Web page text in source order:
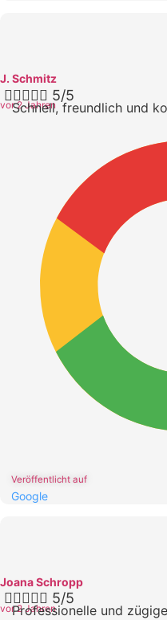
J. Schmitz
vor 2 Jahren
 5/5
Schnell, freundlich und
Veröffentlicht auf
Google
Joana Schropp
vor 2 Jahren
 5/5
Professionelle und